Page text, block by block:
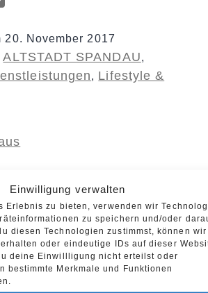
Einwilligung verwalten
Erlebnis zu bieten, verwenden wir
zu speichern und/oder
diesen Technologien zustimmst, können wir
oder eindeutige IDs auf dieser
deine Einwillligung nicht erteilst oder
bestimmte Merkmale und Funktionen
20. November 2017
ALTSTADT SPANDAU,
, Lifestyle &
WhatsApp
20. November 2017
ALTSTADT SPANDAU